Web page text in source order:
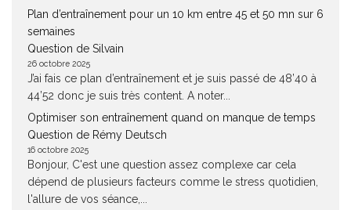
Plan d’entraînement pour un 10 km entre 45 et 50 mn sur 6
semaines
Question de Silvain
26 octobre 2025
J’ai fais ce plan d’entraînement et je suis passé de 48’40 à
44’52 donc je suis très content. A noter...
Optimiser son entraînement quand on manque de temps
Question de Rémy Deutsch
16 octobre 2025
Bonjour, C'est une question assez complexe car cela
dépend de plusieurs facteurs comme le stress quotidien,
l'allure de vos séance,...